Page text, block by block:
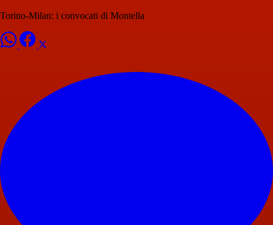
Torino-Milan: i convocati di Montella